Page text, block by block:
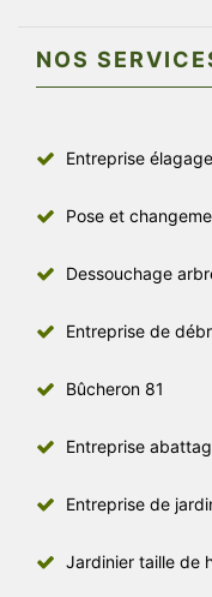
NOS
Entreprise
Pose et
Dessouchage
Entreprise de
Bûcheron 81
Entreprise
Entreprise de
Jardinier taille de